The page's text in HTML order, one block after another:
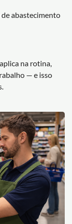
de abastecimento
na rotina,
— e isso